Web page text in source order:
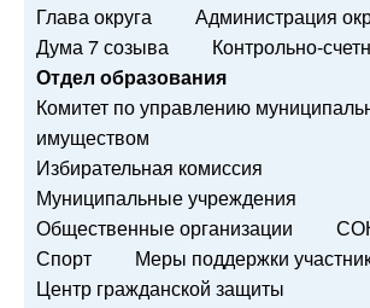
Глава округа
Администрация
Дума 7 созыва
Контрольно-
Отдел образования
Комитет по управлению
имуществом
Избирательная комиссия
Муниципальные учреждения
Общественные организации
Спорт
Меры поддержки
Центр гражданской защиты